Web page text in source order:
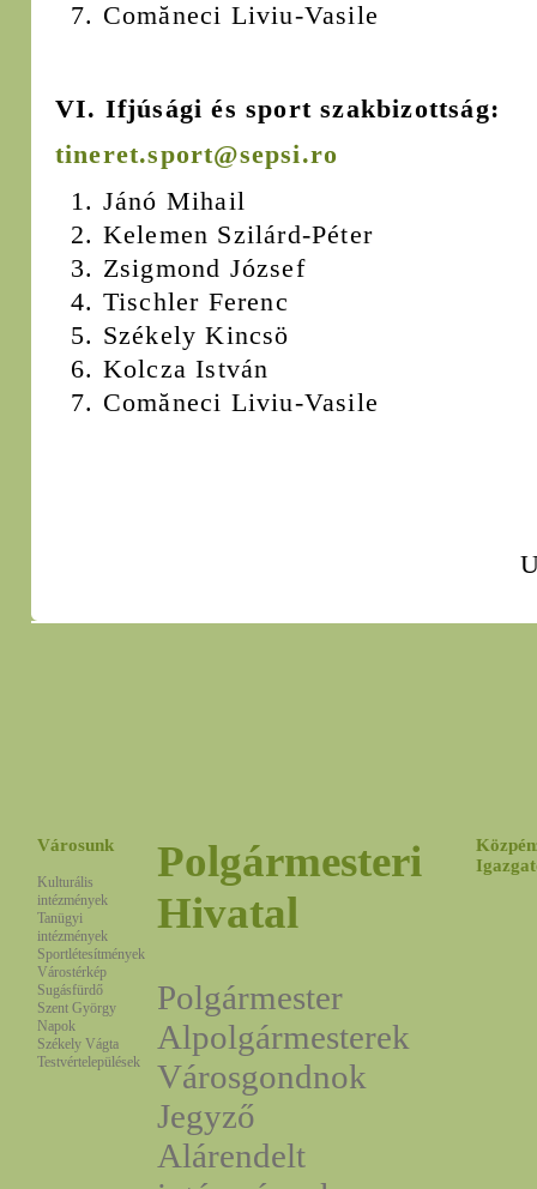
Comăneci Liviu-Vasile
VI. Ifjúsági és sport szakbizottság:
tineret.sport@sepsi.ro
Jánó Mihail
Kelemen Szilárd-Péter
Zsigmond József
Tischler Ferenc
Székely Kincsö
Kolcza István
Comăneci Liviu-Vasile
Városunk
Kulturális
intézmények
Tanügyi
intézmények
Sportlétesítmények
Várostérkép
Sugásfürdő
Szent György
Napok
Székely Vágta
Testvértelepülések
Polgármesteri
Hivatal
Polgármester
Alpolgármesterek
Városgondnok
Jegyző
Alárendelt